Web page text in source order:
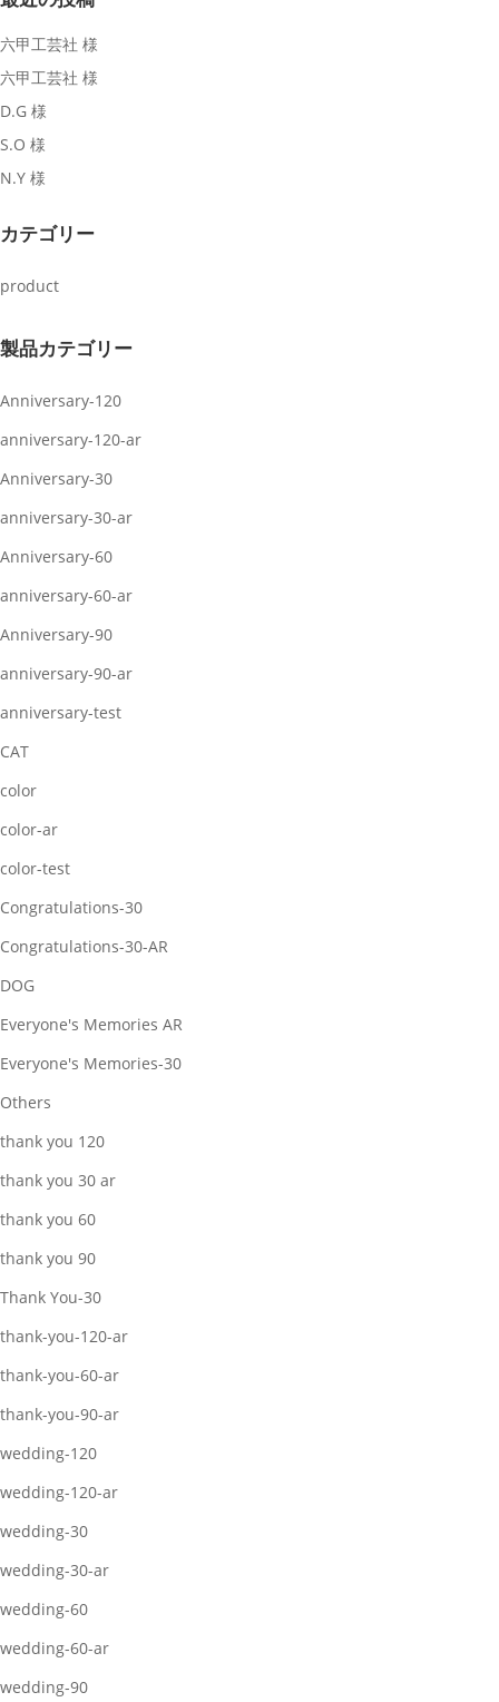
六甲工芸社 様
六甲工芸社 様
D.G 様
S.O 様
N.Y 様
カテゴリー
product
製品カテゴリー
Anniversary-120
anniversary-120-ar
Anniversary-30
anniversary-30-ar
Anniversary-60
anniversary-60-ar
Anniversary-90
anniversary-90-ar
anniversary-test
CAT
color
color-ar
color-test
Congratulations-30
Congratulations-30-AR
DOG
Everyone's Memories AR
Everyone's Memories-30
Others
thank you 120
thank you 30 ar
thank you 60
thank you 90
Thank You-30
thank-you-120-ar
thank-you-60-ar
thank-you-90-ar
wedding-120
wedding-120-ar
wedding-30
wedding-30-ar
wedding-60
wedding-60-ar
wedding-90